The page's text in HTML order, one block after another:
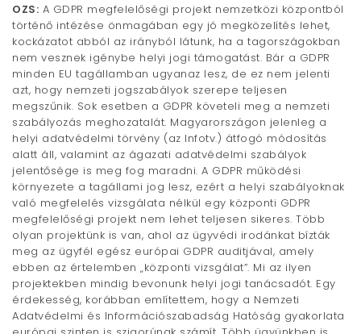
OZS: A GDPR megfelelőségi projekt nemzetközi központból
történő intézése önmagában egy jó megközelítés lehet,
kockázatot abból az irányból látunk, ha a tagországokban
nem vesznek igénybe helyi jogi támogatást. Bár a GDPR
minden EU tagállamban ugyanaz lesz, de ez nem jelenti
azt, hogy nemzeti jogszabályok szerepe teljesen
megszűnik. Sok esetben a GDPR követeli meg a nemzeti
szabályozás meghozatalát. Magyarországon jelenleg a
helyi adatvédelmi törvény (az Infotv.) átfogó módosítás
alatt áll, valamint az ágazati adatvédelmi szabályok
jelentősége is meg fog maradni. A GDPR működési
környezete a tagállami jog lesz, ezért a helyi szabályoknak
való megfelelés vizsgálata nélkül egy központi GDPR
megfelelőségi projekt nem lehet teljesen sikeres. Több
olyan projektünk is van, ahol az ügyvédi irodánkat bízták
meg az ügyfél egész európai GDPR auditjával, amely
ebben az értelemben „központi vizsgálat”. Mi az ilyen
projektekben mindig bevonunk helyi jogi tanácsadót. Egy
érdekesség, korábban említettem, hogy a Nemzeti
Adatvédelmi és Információszabadság Hatóság gyakorlata